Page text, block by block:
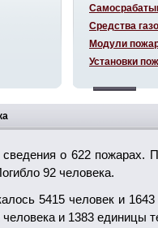
о 622 пожарах.
92 человека.
5415 человек и
и 1383 единицы
Средства
Модули
Установки